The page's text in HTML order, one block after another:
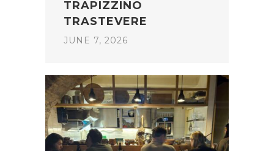
TRAPIZZINO
TRASTEVERE
JUNE 7, 2026